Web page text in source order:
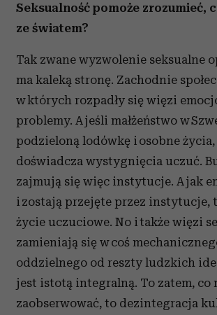
Seksualność pomoże zrozumieć,
ze światem?
Tak zwane wyzwolenie seksualne
ma kaleką stronę. Zachodnie
w których rozpadły się więzi
problemy. A jeśli małżeństwo w
podzieloną lodówkę i osobne
doświadcza wystygnięcia uczuć.
zajmują się więc instytucje. A jak
i zostają przejęte przez instytucje,
życie uczuciowe. No i także więzi
zamieniają się w coś
oddzielnego od reszty ludzkich
jest istotą integralną. To zatem, co
zaobserwować, to dezintegracja